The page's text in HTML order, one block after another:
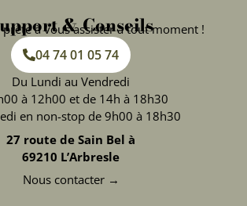
& Conseils
prête à vous assister à tout moment !
04 74 01 05 74
Du Lundi au Vendredi
à 12h00 et de 14h à 18h30
en non-stop de 9h00 à 18h30
27 route de Sain Bel à
69210 L’Arbresle
Nous contacter →